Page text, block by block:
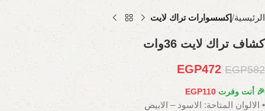
الرئيسية إكسسوارات تراك لايت
كشاف تراك لايت 36وات
EGP582
EGP472
🎉 أنت وفرت EGP110
• الالوان المتاحة: الاسود – الابيض